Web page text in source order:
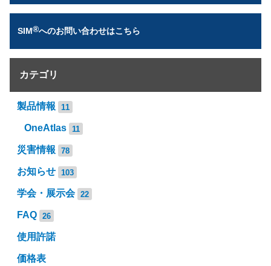
SIM®へのお問い合わせはこちら
カテゴリ
製品情報 11
OneAtlas 11
災害情報 78
お知らせ 103
学会・展示会 22
FAQ 26
使用許諾
価格表